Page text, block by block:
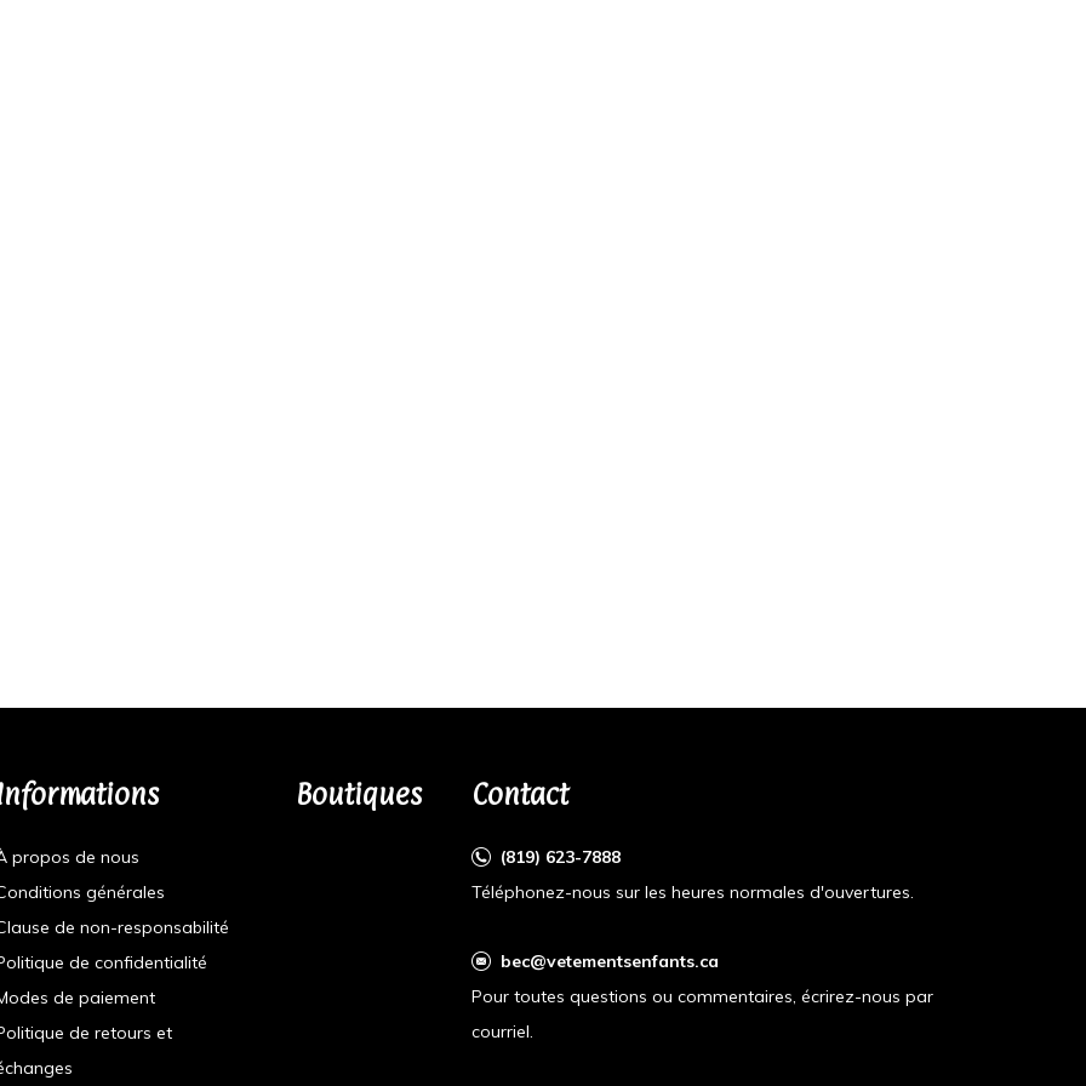
propos de nous
générales
de non-responsabilité
de confidentialité
de paiement
de retours et
Boutiques Contact
(819) 623-7888
Téléphonez-nous sur les heures normales d'ouvertures.
bec@vetementsenfants.ca
Pour toutes questions ou commentaires, écrirez-nous par
courriel.